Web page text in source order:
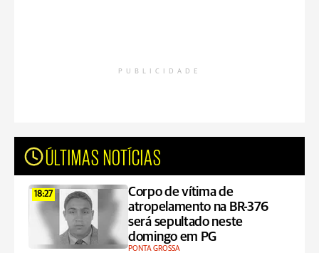
PUBLICIDADE
ÚLTIMAS NOTÍCIAS
18:27
Corpo de vítima de
atropelamento na BR-376
será sepultado neste
domingo em PG
PONTA GROSSA